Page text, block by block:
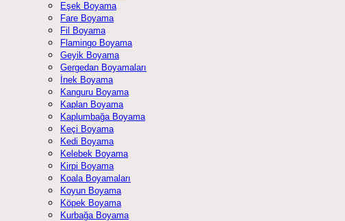
Eşek Boyama
Fare Boyama
Fil Boyama
Flamingo Boyama
Geyik Boyama
Gergedan Boyamaları
İnek Boyama
Kanguru Boyama
Kaplan Boyama
Kaplumbağa Boyama
Keçi Boyama
Kedi Boyama
Kelebek Boyama
Kirpi Boyama
Koala Boyamaları
Koyun Boyama
Köpek Boyama
Kurbağa Boyama